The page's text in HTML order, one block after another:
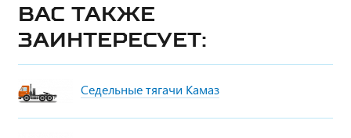
Вас также
заинтересует:
Седельные тягачи Камаз